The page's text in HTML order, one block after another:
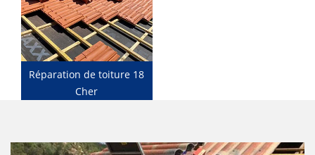
Réparation de toiture 18
Cher